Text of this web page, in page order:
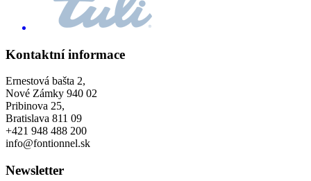
Kontaktní informace
Ernestová bašta 2,
Nové Zámky 940 02
Pribinova 25,
Bratislava 811 09
+421 948 488 200
info@fontionnel.sk
Newsletter